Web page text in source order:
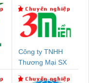
Công ty TNHH
Thương Mại SX